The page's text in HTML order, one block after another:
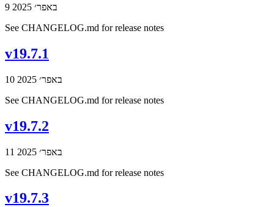
9 באפר׳ 2025
See CHANGELOG.md for release notes
v19.7.1
10 באפר׳ 2025
See CHANGELOG.md for release notes
v19.7.2
11 באפר׳ 2025
See CHANGELOG.md for release notes
v19.7.3